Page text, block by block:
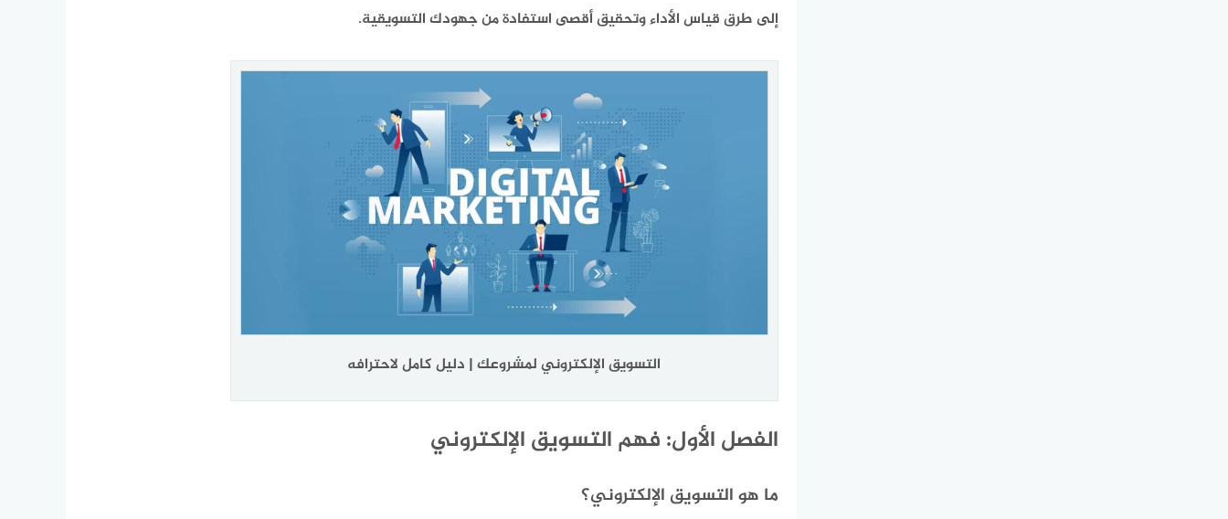
إلى طرق قياس الأداء وتحقيق أقصى استفادة من جهودك التسويقية.
التسويق الإلكتروني لمشروعك | دليل كامل لاحترافه
الفصل الأول: فهم التسويق الإلكتروني
ما هو التسويق الإلكتروني؟